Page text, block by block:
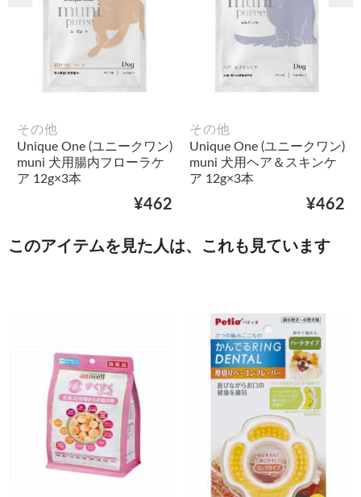
その他
Unique One (ユニークワン)
muni 犬用腸内フローラケ
ア 12g×3本
¥462
その他
Unique One (ユニークワン)
muni 犬用ヘア＆スキンケ
ア 12g×3本
¥462
このアイテムを見た人は、これも見ています